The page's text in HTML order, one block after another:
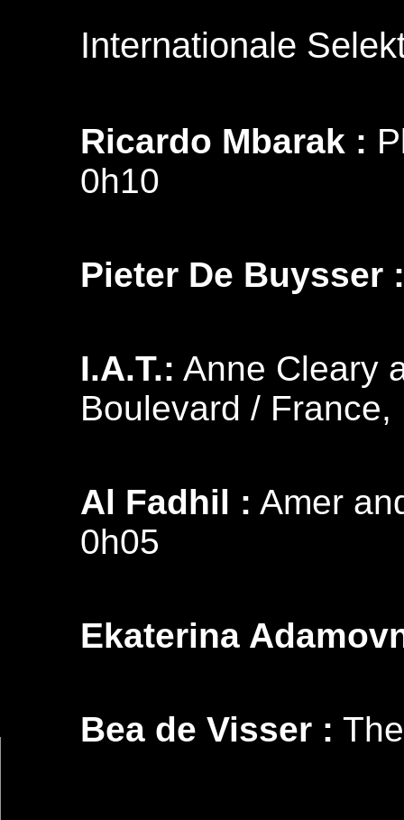
Internationale
Ricardo Mbarak :
0h10
Pieter De Buysser :
I.A.T.: Anne Cleary
Boulevard /
Al Fadhil : Amer
0h05
Ekaterina
Bea de Visser :